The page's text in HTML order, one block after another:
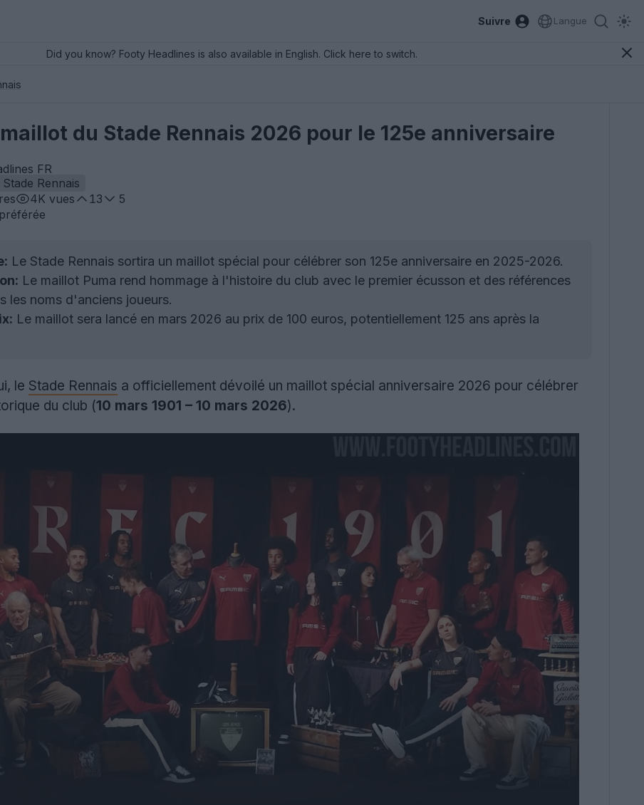
Suivre Langue
Did you know? Footy Headlines is also available in English. Click here to switch.
du Stade Rennais 2026 pour le 125e anniversaire
FR
Stade Rennais
4K vues 13
5
Le Stade Rennais sortira un maillot spécial pour célébrer son 125e anniversaire en 2025-2026.
Le maillot Puma rend hommage à l'histoire du club avec le premier écusson et des références
les noms d'anciens joueurs.
Le maillot sera lancé en mars 2026 au prix de 100 euros, potentiellement 125 ans après la
le Stade Rennais a officiellement dévoilé un maillot spécial anniversaire 2026 pour célébrer
du club (10 mars 1901 – 10 mars 2026).